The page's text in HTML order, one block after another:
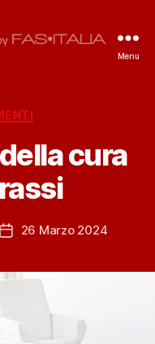
Menu
cura
Data26 Marzo 2024